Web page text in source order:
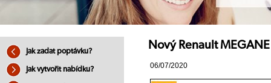
Jak zadat poptávku?
Jak vytvořit nabídku?
Nový Renault
06/07/2020